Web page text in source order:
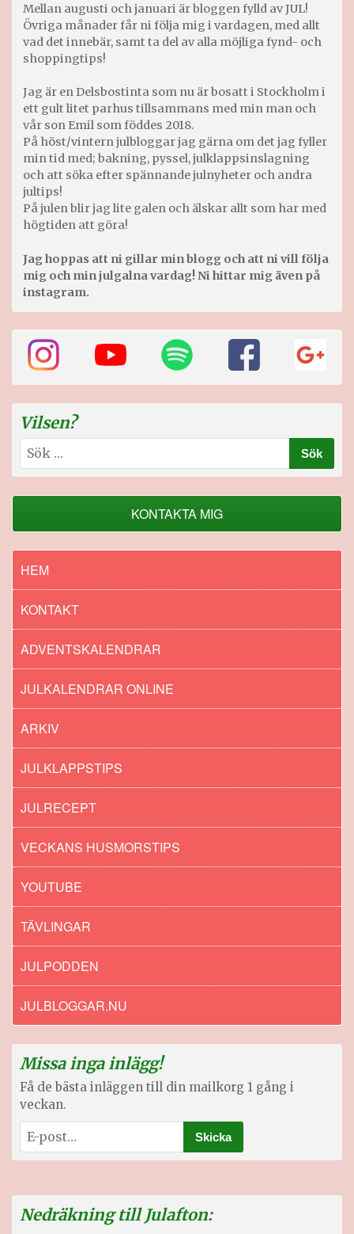
Mellan augusti och januari är bloggen fylld av JUL!
Övriga månader får ni följa mig i vardagen, med allt
vad det innebär, samt ta del av alla möjliga fynd- och
shoppingtips!
Jag är en Delsbostinta som nu är bosatt i Stockholm i
ett gult litet parhus tillsammans med min man och
vår son Emil som föddes 2018.
På höst/vintern julbloggar jag gärna om det jag fyller
min tid med; bakning, pyssel, julklappsinslagning
och att söka efter spännande julnyheter och andra
jultips!
På julen blir jag lite galen och älskar allt som har med
högtiden att göra!
Jag hoppas att ni gillar min blogg och att ni vill följa
mig och min julgalna vardag! Ni hittar mig även på
instagram.
Vilsen?
Sök
efter:
KONTAKTA MIG
HEM
KONTAKT
ADVENTSKALENDRAR
JULKALENDRAR ONLINE
ARKIV
JULKLAPPSTIPS
JULRECEPT
VECKANS HUSMORSTIPS
YOUTUBE
TÄVLINGAR
JULPODDEN
JULBLOGGAR.NU
Missa inga inlägg!
Få de bästa inläggen till din mailkorg 1 gång i
veckan.
Nedräkning till Julafton: